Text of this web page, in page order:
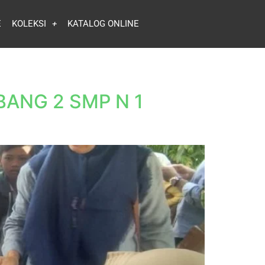
KOLEKSI KATALOG ONLINE
2 SMP N 1